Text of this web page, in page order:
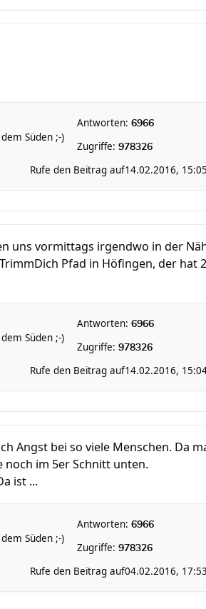
Süden ;-)
Antworten: 6966
Zugriffe: 978326
14.02.2016, 15:05
Rufe den Beitrag auf
uns vormittags irgendwo in der
Pfad in Höfingen, der hat
Süden ;-)
Antworten: 6966
Zugriffe: 978326
14.02.2016,
Rufe den Beitrag auf
Angst bei so viele Menschen. Da
noch im 5er Schnitt unten.
ist ...
Süden ;-)
Antworten: 6966
Zugriffe: 978326
04.02.2016, 17:53
Rufe den Beitrag auf